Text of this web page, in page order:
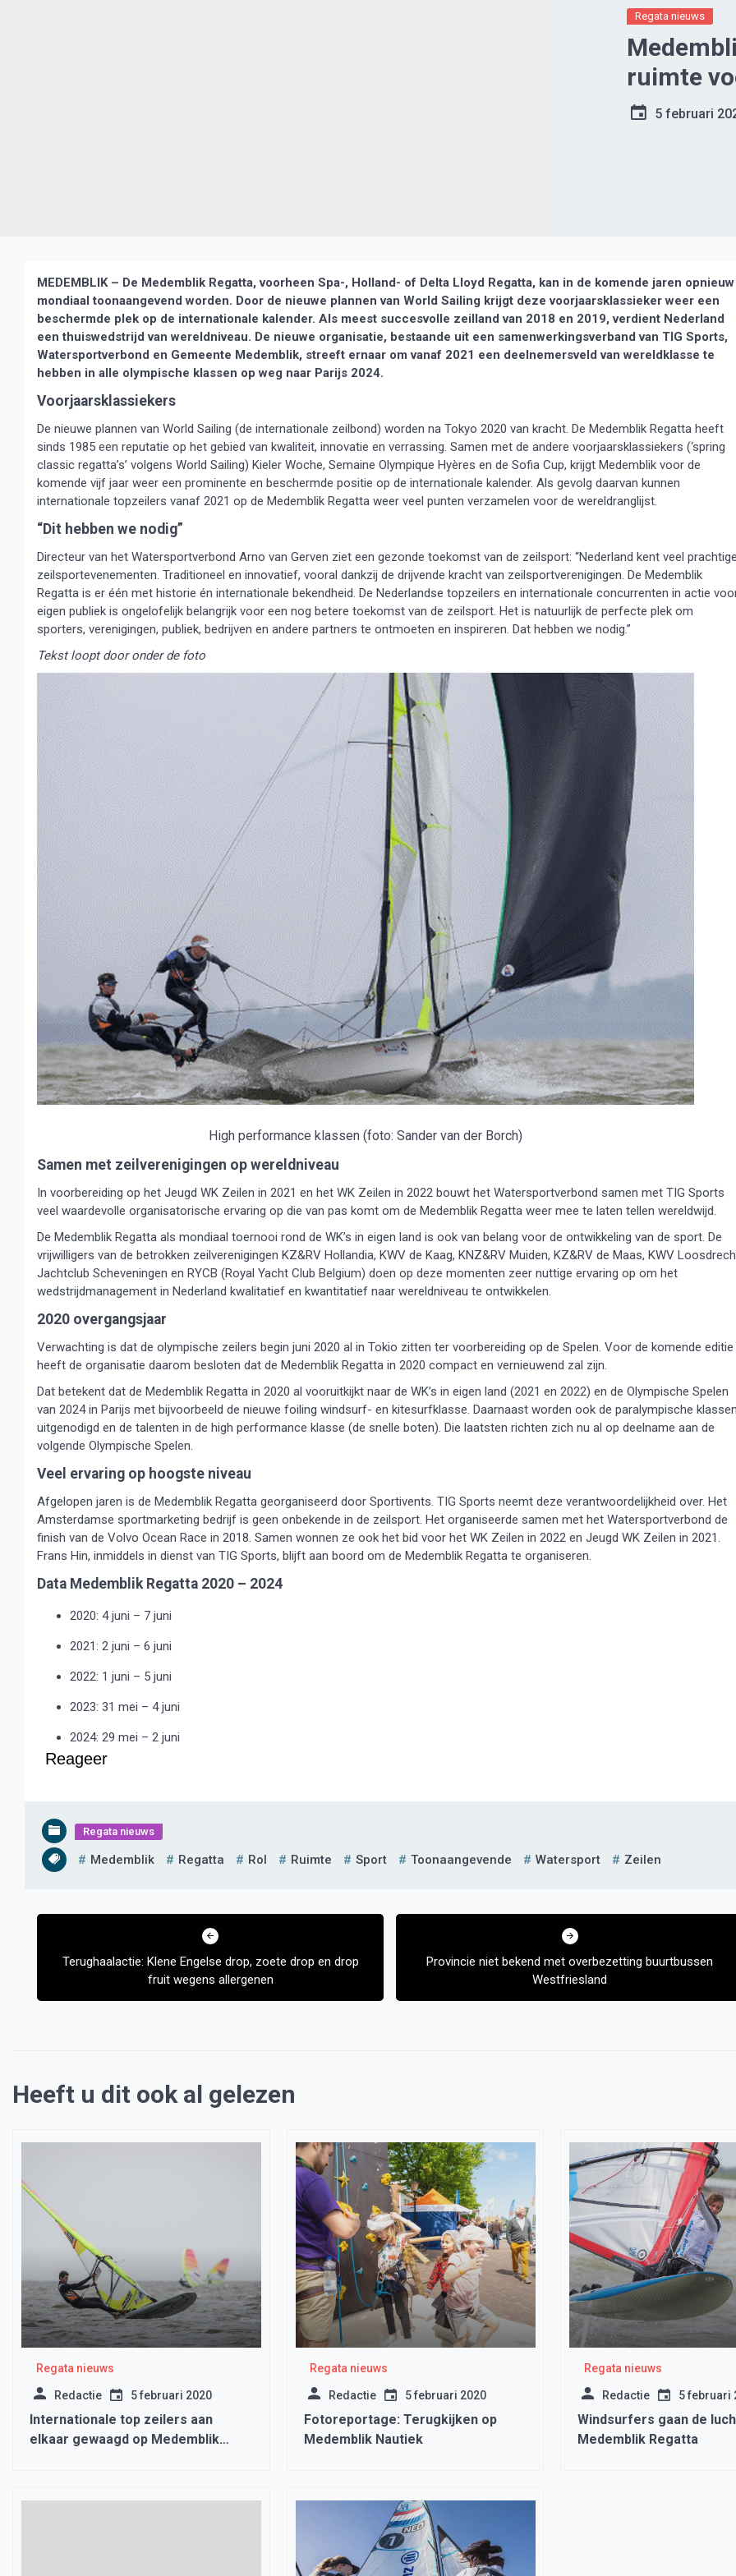
Regata nieuws
ruimte
5 februari
MEDEMBLIK – De Medemblik Regatta, voorheen Spa-, Holland- of Delta Lloyd Regatta, kan in de komende jaren opnieuw
mondiaal toonaangevend worden. Door de nieuwe plannen van World Sailing krijgt deze voorjaarsklassieker weer een
beschermde plek op de internationale kalender. Als meest succesvolle zeilland van 2018 en 2019, verdient Nederland
een thuiswedstrijd van wereldniveau. De nieuwe organisatie, bestaande uit een samenwerkingsverband van TIG Sports,
Watersportverbond en Gemeente Medemblik, streeft ernaar om vanaf 2021 een deelnemersveld van wereldklasse te
hebben in alle olympische klassen op weg naar Parijs 2024.
Voorjaarsklassiekers
De nieuwe plannen van World Sailing (de internationale zeilbond) worden na Tokyo 2020 van kracht. De Medemblik Regatta heeft
sinds 1985 een reputatie op het gebied van kwaliteit, innovatie en verrassing. Samen met de andere voorjaarsklassiekers (‘spring
classic regatta’s’ volgens World Sailing) Kieler Woche, Semaine Olympique Hyères en de Sofia Cup, krijgt Medemblik voor de
komende vijf jaar weer een prominente en beschermde positie op de internationale kalender. Als gevolg daarvan kunnen
internationale topzeilers vanaf 2021 op de Medemblik Regatta weer veel punten verzamelen voor de wereldranglijst.
“Dit hebben we nodig”
Directeur van het Watersportverbond Arno van Gerven ziet een gezonde toekomst van de zeilsport: “Nederland kent veel
zeilsportevenementen. Traditioneel en innovatief, vooral dankzij de drijvende kracht van zeilsportverenigingen. De Medemblik
Regatta is er één met historie én internationale bekendheid. De Nederlandse topzeilers en internationale concurrenten in actie
eigen publiek is ongelofelijk belangrijk voor een nog betere toekomst van de zeilsport. Het is natuurlijk de perfecte plek om
sporters, verenigingen, publiek, bedrijven en andere partners te ontmoeten en inspireren. Dat hebben we nodig.”
Tekst loopt door onder de foto
High performance klassen (foto: Sander van der Borch)
Samen met zeilverenigingen op wereldniveau
In voorbereiding op het Jeugd WK Zeilen in 2021 en het WK Zeilen in 2022 bouwt het Watersportverbond samen met TIG Sports
veel waardevolle organisatorische ervaring op die van pas komt om de Medemblik Regatta weer mee te laten tellen wereldwijd.
De Medemblik Regatta als mondiaal toernooi rond de WK’s in eigen land is ook van belang voor de ontwikkeling van de sport. De
vrijwilligers van de betrokken zeilverenigingen KZ&RV Hollandia, KWV de Kaag, KNZ&RV Muiden, KZ&RV de Maas, KWV
Jachtclub Scheveningen en RYCB (Royal Yacht Club Belgium) doen op deze momenten zeer nuttige ervaring op om het
wedstrijdmanagement in Nederland kwalitatief en kwantitatief naar wereldniveau te ontwikkelen.
2020 overgangsjaar
Verwachting is dat de olympische zeilers begin juni 2020 al in Tokio zitten ter voorbereiding op de Spelen. Voor de komende editie
heeft de organisatie daarom besloten dat de Medemblik Regatta in 2020 compact en vernieuwend zal zijn.
Dat betekent dat de Medemblik Regatta in 2020 al vooruitkijkt naar de WK’s in eigen land (2021 en 2022) en de Olympische Spelen
van 2024 in Parijs met bijvoorbeeld de nieuwe foiling windsurf- en kitesurfklasse. Daarnaast worden ook de paralympische
uitgenodigd en de talenten in de high performance klasse (de snelle boten). Die laatsten richten zich nu al op deelname aan de
volgende Olympische Spelen.
Veel ervaring op hoogste niveau
Afgelopen jaren is de Medemblik Regatta georganiseerd door Sportivents. TIG Sports neemt deze verantwoordelijkheid over. Het
Amsterdamse sportmarketing bedrijf is geen onbekende in de zeilsport. Het organiseerde samen met het Watersportverbond de
finish van de Volvo Ocean Race in 2018. Samen wonnen ze ook het bid voor het WK Zeilen in 2022 en Jeugd WK Zeilen in 2021.
Frans Hin, inmiddels in dienst van TIG Sports, blijft aan boord om de Medemblik Regatta te organiseren.
Data Medemblik Regatta 2020 – 2024
2020: 4 juni – 7 juni
2021: 2 juni – 6 juni
2022: 1 juni – 5 juni
2023: 31 mei – 4 juni
2024: 29 mei – 2 juni
Reageer
Regata nieuws
Medemblik Regatta Rol Ruimte Sport Toonaangevende Watersport Zeilen
Bericht
Terughaalactie: Klene Engelse drop, zoete drop en drop
fruit wegens allergenen
Provincie niet bekend met overbezetting buurtbussen
Westfriesland
Heeft u dit ook al gelezen
Regata nieuws
Redactie 5 februari 2020
Internationale top zeilers aan
elkaar gewaagd op Medemblik
Regata nieuws
Redactie 5 februari 2020
Fotoreportage: Terugkijken op
Medemblik Nautiek
Regata nieuws
Redactie 5 februari
Windsurfers gaan de
Medemblik Regatta